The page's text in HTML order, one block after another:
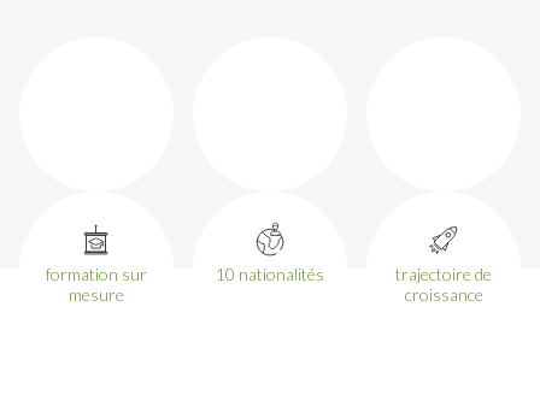
formation sur
mesure
10 nationalités
trajectoire de
croissance